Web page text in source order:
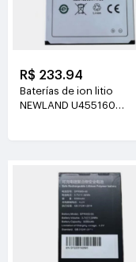
R$ 233.94
Baterías de ion litio
NEWLAND U455160